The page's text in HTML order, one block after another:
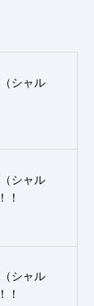
シャル
シャル
！
シャル
！